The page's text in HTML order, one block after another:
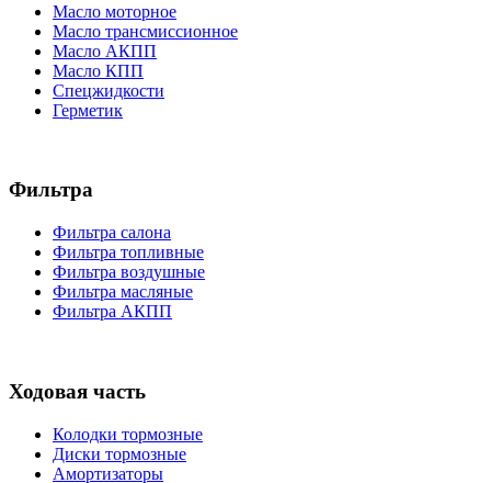
Масло моторное
Масло трансмиссионное
Масло АКПП
Масло КПП
Спецжидкости
Герметик
Фильтра
Фильтра салона
Фильтра топливные
Фильтра воздушные
Фильтра масляные
Фильтра АКПП
Ходовая часть
Колодки тормозные
Диски тормозные
Амортизаторы